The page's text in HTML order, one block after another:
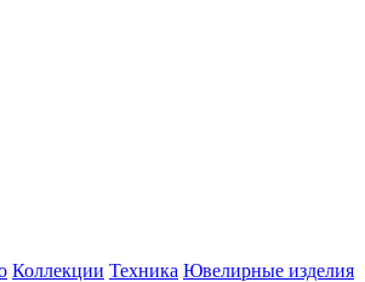
Коллекции Техника Ювелирные изделия